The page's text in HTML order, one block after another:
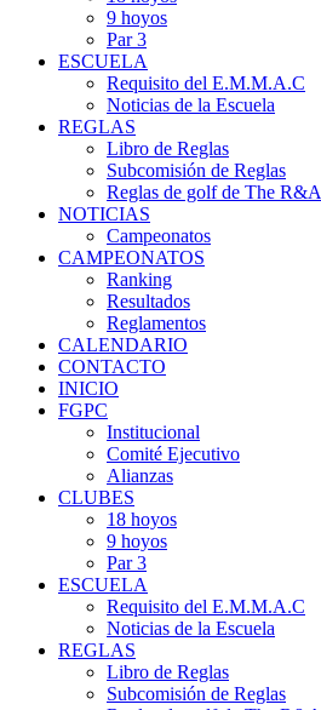
9 hoyos
Par 3
ESCUELA
Requisito del E.M.M.A.C
Noticias de la Escuela
REGLAS
Libro de Reglas
Subcomisión de Reglas
Reglas de golf de The R&A
NOTICIAS
Campeonatos
CAMPEONATOS
Ranking
Resultados
Reglamentos
CALENDARIO
CONTACTO
INICIO
FGPC
Institucional
Comité Ejecutivo
Alianzas
CLUBES
18 hoyos
9 hoyos
Par 3
ESCUELA
Requisito del E.M.M.A.C
Noticias de la Escuela
REGLAS
Libro de Reglas
Subcomisión de Reglas